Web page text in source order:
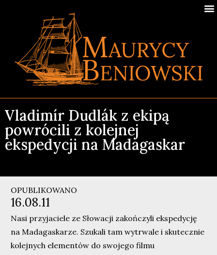
Vladimír Dudlák z ekipą
powrócili z kolejnej
ekspedycji na Madagaskar
OPUBLIKOWANO
16.08.11
Nasi przyjaciele ze Słowacji zakończyli ekspedycję
na Madagaskarze. Szukali tam wytrwale i skutecznie
kolejnych elementów do swojego filmu